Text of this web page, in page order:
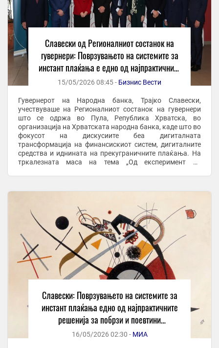
Славески од Регионалниот состанок на
гувернери: Поврзувањето на системите за
инстант плаќања е едно од најпрактичните
решенија за побрзи и поевтини
15/05/2026 08:45 - Бизнис Вести
Гувернерот на Народна банка, Трајко Славески,
учествуваше на Регионалниот состанок на гувернери
што се одржа во Пула, Република Хрватска, во
организација на Хрватската народна банка, каде што во
фокусот на дискусиите беа дигиталната
трансформација на финансискиот систем, дигиталните
средства и иднината на прекуграничните плаќања. На
тркалезната маса на тема „Од експеримент до
Славески: Поврзувањето на системите за
инстант плаќања едно од најпрактичните
решенија за побрзи и поевтини
прекугранични плаќања
16/05/2026 02:30 - МИА